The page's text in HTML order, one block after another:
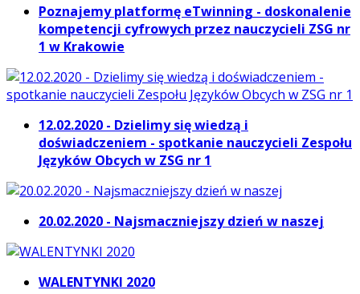
Poznajemy platformę eTwinning - doskonalenie
kompetencji cyfrowych przez nauczycieli ZSG nr
1 w Krakowie
12.02.2020 - Dzielimy się wiedzą i
doświadczeniem - spotkanie nauczycieli Zespołu
Języków Obcych w ZSG nr 1
20.02.2020 - Najsmaczniejszy dzień w naszej
WALENTYNKI 2020